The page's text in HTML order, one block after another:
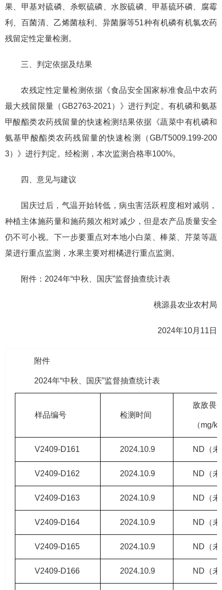
果、甲基对硫磷、杀螟硫磷、水胺硫磷、甲基硫环磷、腐霉
利、百菌清、乙烯菌核利、异菌脲等51种有机磷有机氯农药
残留定性定量检测。
三、判定依据及结果
农残定性定量检测依据《食品安全国家标准食品中农药
最大残留限量（GB2763-2021）》进行判定。有机磷和氨基
甲酸酯类农药残留量的快速检测结果依据《蔬菜中有机磷和
氨基甲酸酯类农药残留量的快速检测（GB/T5009.199-200
3）》进行判定。经检测，本次监测合格率100%。
四、意见与建议
国庆过后，气温开始转低，病虫害活跃程度相对减弱，
种植主体施药量和施药频次相对减少，但是农产品质量安全
仍不可小视。下一步要重点对本地小白菜、棒菜、芹菜等蔬
菜进行重点监测，水果主要对柑橘进行重点监测。
附件：2024年“中秋、国庆”监督抽查统计表
桃源县农业农村局
2024年10月11日
附件
2024年“中秋、国庆”监督抽查统计表
样品编号 检测时间
敌敌畏
（mg/
V2409-D161 2024.10.9 ND（
V2409-D162 2024.10.9 ND（
V2409-D163 2024.10.9 ND（
V2409-D164 2024.10.9 ND（
V2409-D165 2024.10.9 ND（
V2409-D166 2024.10.9 ND（